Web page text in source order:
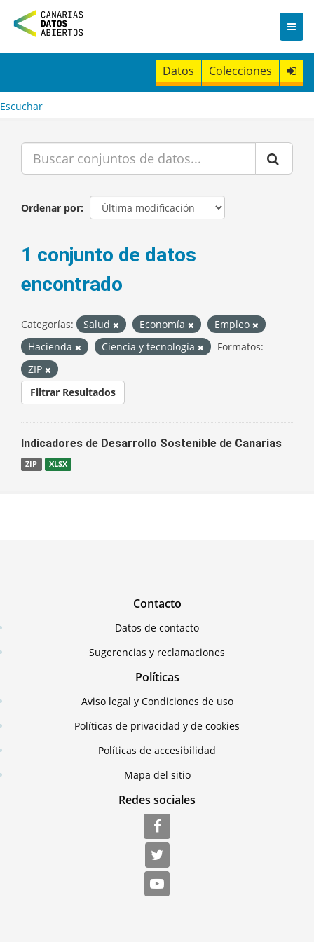
n
t
Datos Colecciones
Escuchar
Ordenar por
1 conjunto de datos
encontrado
Categorías: Salud Economía
Empleo
Hacienda
Ciencia y tecnología
Formatos:
ZIP
Filtrar Resultados
Indicadores de Desarrollo Sostenible de Canarias
ZIP XLSX
Contacto
Datos de contacto
Sugerencias y reclamaciones
Políticas
Aviso legal y Condiciones de uso
Políticas de privacidad y de cookies
Políticas de accesibilidad
Mapa del sitio
Redes sociales